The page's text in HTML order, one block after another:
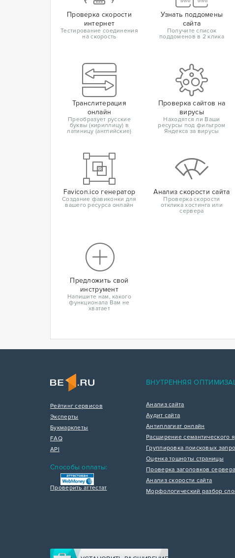
Проверка скорости
интернет
Тестирование соединения
на скорость
Узнать поддомены
сайта
Получите список
поддоменов в 2 клика
Транслитерация
онлайн
Преобразует русские
буквы (кириллицу) в
латиницу (английские)
Проверка сайтов на
вирусы
Находятся ли Ваши
ресурсы под фильтром
Яндекса за вирусы
Favicon.ico генератор
Создание фавиконки для
вашего ресурса онлайн
Анализ скорости сайта
Проверка скорости
отклика хостинга или
сервера
Предложить свой
инструмент
Напишите нам, какого
функционала Вам не
хватает
Рейтинг сервисов
Эксперты
Букмарклеты
FAQ
API
Способы оплаты:
Проверить аттестат
ВНУТРЕННЯЯ
Анализ сайта
Аудит сайта
Антиплагиат онлайн
Расширение семантического
Группировка поисковых
Оценка тошноты страницы
Проверка заголовков сервера
Анализ скорости сайта
Морфологический разбор